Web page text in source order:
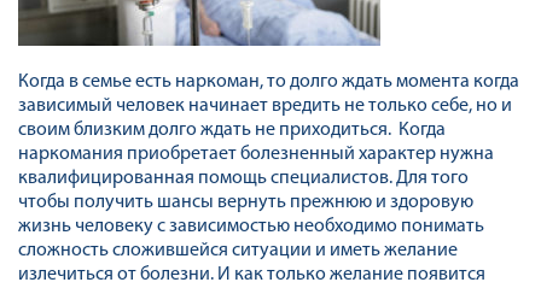
Когда в семье есть наркоман, то долго ждать момента когда
зависимый человек начинает вредить не только себе, но и
своим близким долго ждать не приходиться. Когда
наркомания приобретает болезненный характер нужна
квалифицированная помощь специалистов. Для того
чтобы получить шансы вернуть прежнюю и здоровую
жизнь человеку с зависимостью необходимо понимать
сложность сложившейся ситуации и иметь желание
излечиться от болезни. И как только желание появится